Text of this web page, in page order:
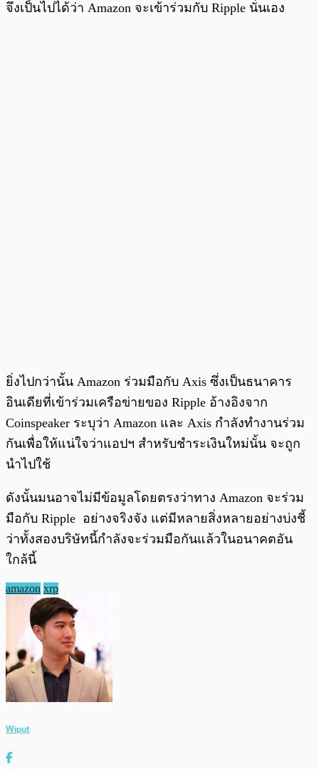
จึงเป็นไปได้ว่า Amazon จะเข้าร่วมกับ Ripple นั่นเอง
ยิ่งไปกว่านั้น Amazon ร่วมมือกับ Axis ซึ่งเป็นธนาคาร
อินเดียที่เข้าร่วมเครือข่ายของ Ripple อ้างอิงจาก
Coinspeaker ระบุว่า Amazon และ Axis กำลังทำงานร่วม
กันเพื่อให้แน่ใจว่าแอปฯ สำหรับชำระเงินใหม่นั้น จะถูก
นำไปใช้
ดังนั้นมนอาจไม่มีข้อมูลโดยตรงว่าทาง Amazon จะร่วม
มือกับ Ripple อย่างจริงจัง แต่มีหลายสิ่งหลายอย่างบ่งชี้
ว่าทั้งสองบริษัทนี้กำลังจะร่วมมือกันแล้วในอนาคตอัน
ใกล้นี้
amazon xrp
Wiput